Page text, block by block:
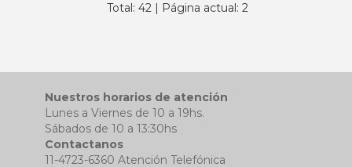
Total: 42 | Página actual: 2
Nuestros horarios de atención
Lunes a Viernes de 10 a 19hs.
Sábados de 10 a 13:30hs
Contactanos
11-4723-6360 Atención Telefónica